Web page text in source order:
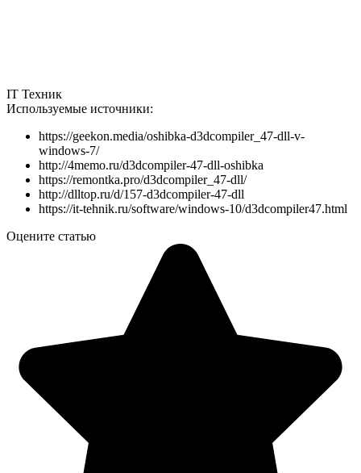
IT Техник
Используемые источники:
https://geekon.media/oshibka-d3dcompiler_47-dll-v-
windows-7/
http://4memo.ru/d3dcompiler-47-dll-oshibka
https://remontka.pro/d3dcompiler_47-dll/
http://dlltop.ru/d/157-d3dcompiler-47-dll
https://it-tehnik.ru/software/windows-10/d3dcompiler47.html
Оцените статью